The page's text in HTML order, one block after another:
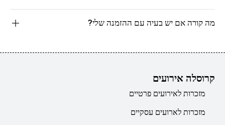
מה קורה אם יש בעיה עם ההזמנה שלי?
קרוסלה אירועים
מזכרות לאירועים פרטיים
מזכרות לארועים עסקיים